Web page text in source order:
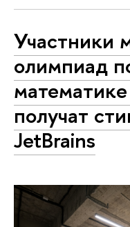
Участники
олимпиад
получат
JetBrains